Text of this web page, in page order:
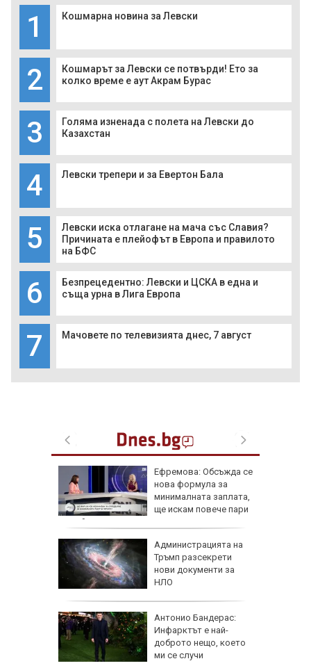
1 Кошмарна новина за Левски
2
Кошмарът за Левски се потвърди! Ето за
колко време е аут Акрам Бурас
3
Голяма изненада с полета на Левски до
Казахстан
4 Левски трепери и за Евертон Бала
5
Левски иска отлагане на мача със Славия?
Причината е плейофът в Европа и правилото
на БФС
6
Безпрецедентно: Левски и ЦСКА в една и
съща урна в Лига Европа
7 Мачовете по телевизията днес, 7 август
Ефремова: Обсъжда се
нова формула за
минималната заплата,
ще искам повече пари
за майките
Администрацията на
Тръмп разсекрети
нови документи за
НЛО
Антонио Бандерас:
Инфарктът е най-
доброто нещо, което
ми се случи